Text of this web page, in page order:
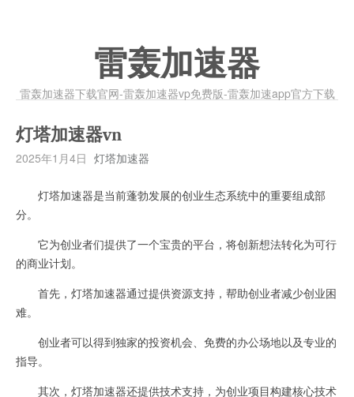
雷轰加速器
雷轰加速器下载官网-雷轰加速器vp免费版-雷轰加速app官方下载
灯塔加速器vn
2025年1月4日 灯塔加速器
灯塔加速器是当前蓬勃发展的创业生态系统中的重要组成部
分。
它为创业者们提供了一个宝贵的平台，将创新想法转化为可行
的商业计划。
首先，灯塔加速器通过提供资源支持，帮助创业者减少创业困
难。
创业者可以得到独家的投资机会、免费的办公场地以及专业的
指导。
其次，灯塔加速器还提供技术支持，为创业项目构建核心技术